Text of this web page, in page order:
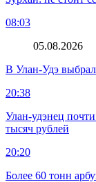
08:03
05.08.2026
В Улан-Удэ
20:38
Улан-удэнец
тысяч рублей
20:20
Более 60 тонн